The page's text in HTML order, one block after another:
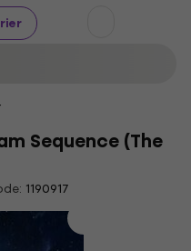
Sequence (The
1190917